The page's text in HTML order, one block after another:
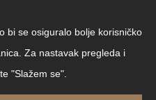
bi se osiguralo bolje korisničko
Za nastavak pregleda i
"Slažem se".